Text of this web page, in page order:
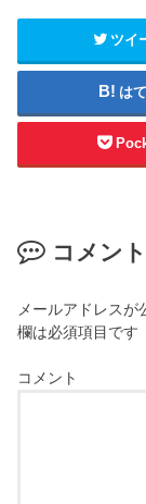
ツイ
は
コメン
メールアドレスが
欄は必須項目です
コメント